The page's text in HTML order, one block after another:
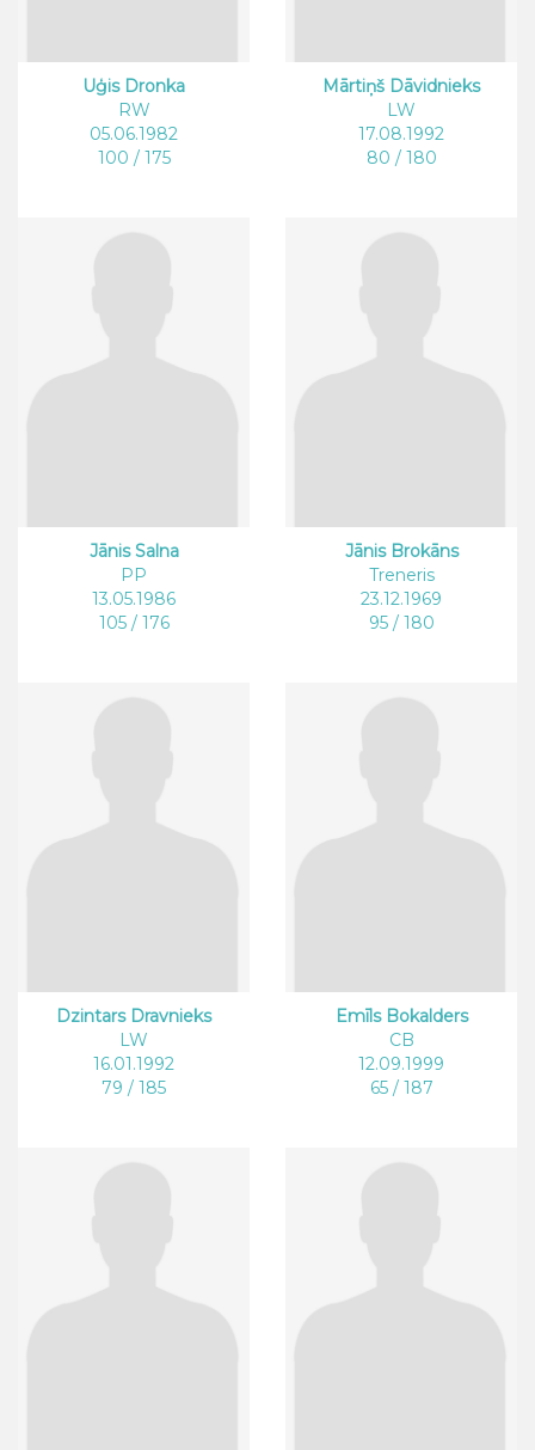
Uģis Dronka
RW
05.06.1982
100 / 175
Mārtiņš Dāvidnieks
LW
17.08.1992
80 / 180
Jānis Salna
PP
13.05.1986
105 / 176
Jānis Brokāns
Treneris
23.12.1969
95 / 180
Dzintars Dravnieks
LW
16.01.1992
79 / 185
Emīls Bokalders
CB
12.09.1999
65 / 187